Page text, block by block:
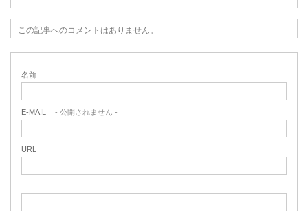
この記事へのコメントはありません。
名前
E-MAIL - 公開されません -
URL